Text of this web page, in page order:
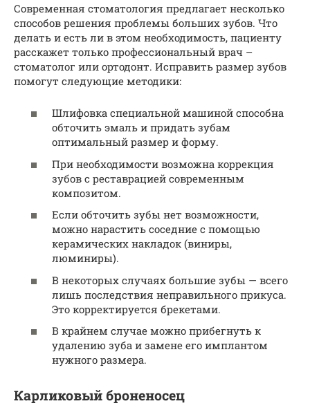
Современная стоматология предлагает несколько
способов решения проблемы больших зубов. Что
делать и есть ли в этом необходимость, пациенту
расскажет только профессиональный врач –
стоматолог или ортодонт. Исправить размер зубов
помогут следующие методики:
Шлифовка специальной машиной способна
обточить эмаль и придать зубам
оптимальный размер и форму.
При необходимости возможна коррекция
зубов с реставрацией современным
композитом.
Если обточить зубы нет возможности,
можно нарастить соседние с помощью
керамических накладок (виниры,
люминиры).
В некоторых случаях большие зубы — всего
лишь последствия неправильного прикуса.
Это корректируется брекетами.
В крайнем случае можно прибегнуть к
удалению зуба и замене его имплантом
нужного размера.
Карликовый броненосец